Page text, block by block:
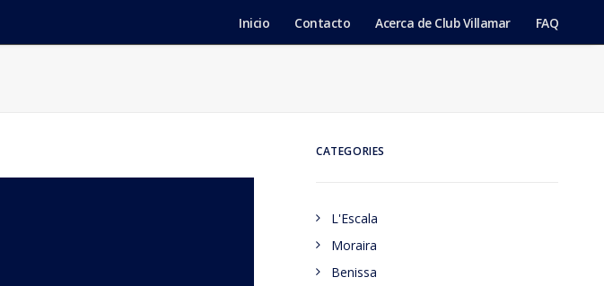
Inicio Contacto Acerca de Club Villamar FAQ
CATEGORIES
L'Escala
Moraira
Benissa